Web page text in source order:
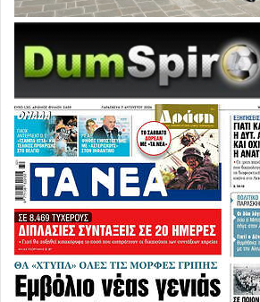
οι:Γιάννης Τολίδης,
δραστηριοποιείται στον ΣΥΡΙΖΑ
Καματερού, οΓιώργος Δαρεμάς,
Επιτροπής του ATTAC Ελλάδας,
πρώτη διαμαρτυρία κατά του ΔΝΤ
του 2010, Πελαγία
οικονομολόγος, και το στέλεχος
Μπάρκας. Στο γραφείο της
Κοινωνικής Αλληλεγγύης,
διορισμένοι
οι:Ελευθερία Τσακιροπούλου,
ερίνα Κνήτου, δικηγόρος και μέλος
Δήμητρα Σιατίτσα, αρχιτέκτων-